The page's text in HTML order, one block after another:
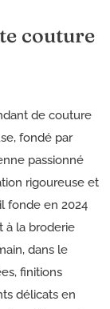
couture
de couture
fondé par
passionné
rigoureuse et
fonde en 2024
à la broderie
dans le
finitions
délicats en